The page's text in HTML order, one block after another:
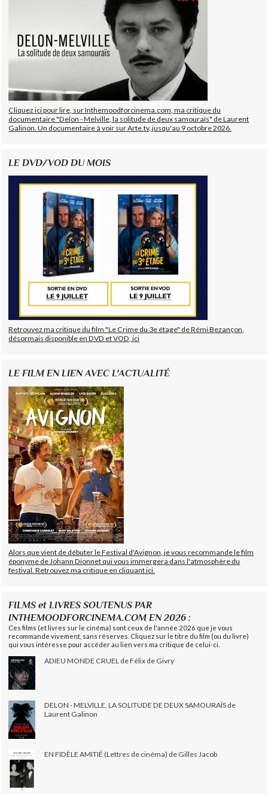
Cliquez ici pour lire, sur Inthemoodforcinema.com, ma critique du
documentaire "Delon - Melville, la solitude de deux samouraïs" de Laurent
Galinon. Un documentaire à voir sur Arte.tv, jusqu'au 9 octobre 2026.
LE DVD/VOD DU MOIS
Retrouvez ma critique du film "Le Crime du 3e étage" de Rémi Bezançon,
désormais disponible en DVD et VOD, ici
LE FILM EN LIEN AVEC L'ACTUALITÉ
Alors que vient de débuter le Festival d'Avignon, je vous recommande le film
éponyme de Johann Dionnet qui vous immergera dans l'atmosphère du
festival. Retrouvez ma critique en cliquant ici.
FILMS et LIVRES SOUTENUS PAR
INTHEMOODFORCINEMA.COM EN 2026 :
Ces films (et livres sur le cinéma) sont ceux de l'année 2026 que je vous
recommande vivement, sans réserves. Cliquez sur le titre du film (ou du livre)
qui vous intéresse pour accéder au lien vers ma critique de celui-ci.
ADIEU MONDE CRUEL de Félix de Givry
DELON - MELVILLE, LA SOLITUDE DE DEUX SAMOURAÏS de
Laurent Galinon
EN FIDÈLE AMITIÉ (Lettres de cinéma) de Gilles Jacob